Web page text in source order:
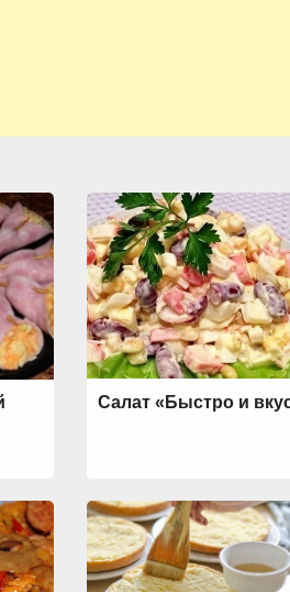
Салат «Быстро и